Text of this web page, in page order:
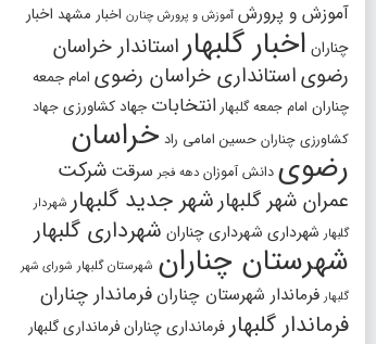
آموزش و پرورش آموزش و پرورش چنارن اخبار مشهد اخبار
چناران اخبار گلبهار استاندار خراسان
رضویاستانداری خراسان رضوی امام جمعه
چناران امام جمعه گلبهار انتخابات جهاد کشاورزی جهاد
کشاورزی چناران حسین امامی راد خراسان
رضوی دانش آموزان دهه فجر سرقت شرکت
عمران شهر گلبهارشهر جدید گلبهار شهردار
گلبهار شهرداری شهرداری چناران شهرداری گلبهار
شهرستان چناران شهرستان گلبهار شورای شهر
گلبهار فرماندار شهرستان چناران فرماندار چناران
فرماندار گلبهار فرمانداری چنارانفرمانداری گلبهار